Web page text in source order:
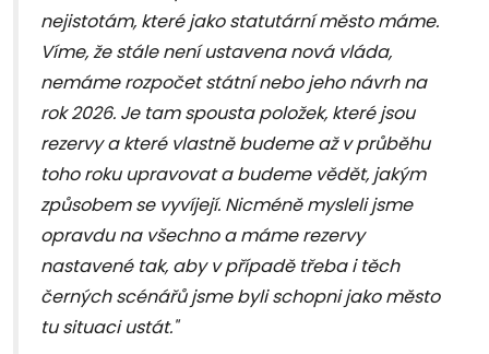
nejistotám, které jako statutární město máme.
Víme, že stále není ustavena nová vláda,
nemáme rozpočet státní nebo jeho návrh na
rok 2026. Je tam spousta položek, které jsou
rezervy a které vlastně budeme až v průběhu
toho roku upravovat a budeme vědět, jakým
způsobem se vyvíjejí. Nicméně mysleli jsme
opravdu na všechno a máme rezervy
nastavené tak, aby v případě třeba i těch
černých scénářů jsme byli schopni jako město
tu situaci ustát."